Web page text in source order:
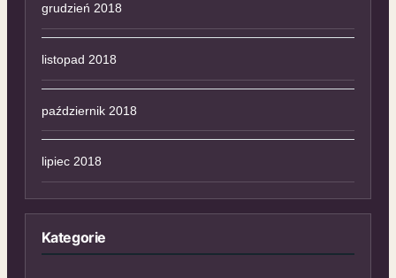
grudzień 2018
listopad 2018
październik 2018
lipiec 2018
Kategorie